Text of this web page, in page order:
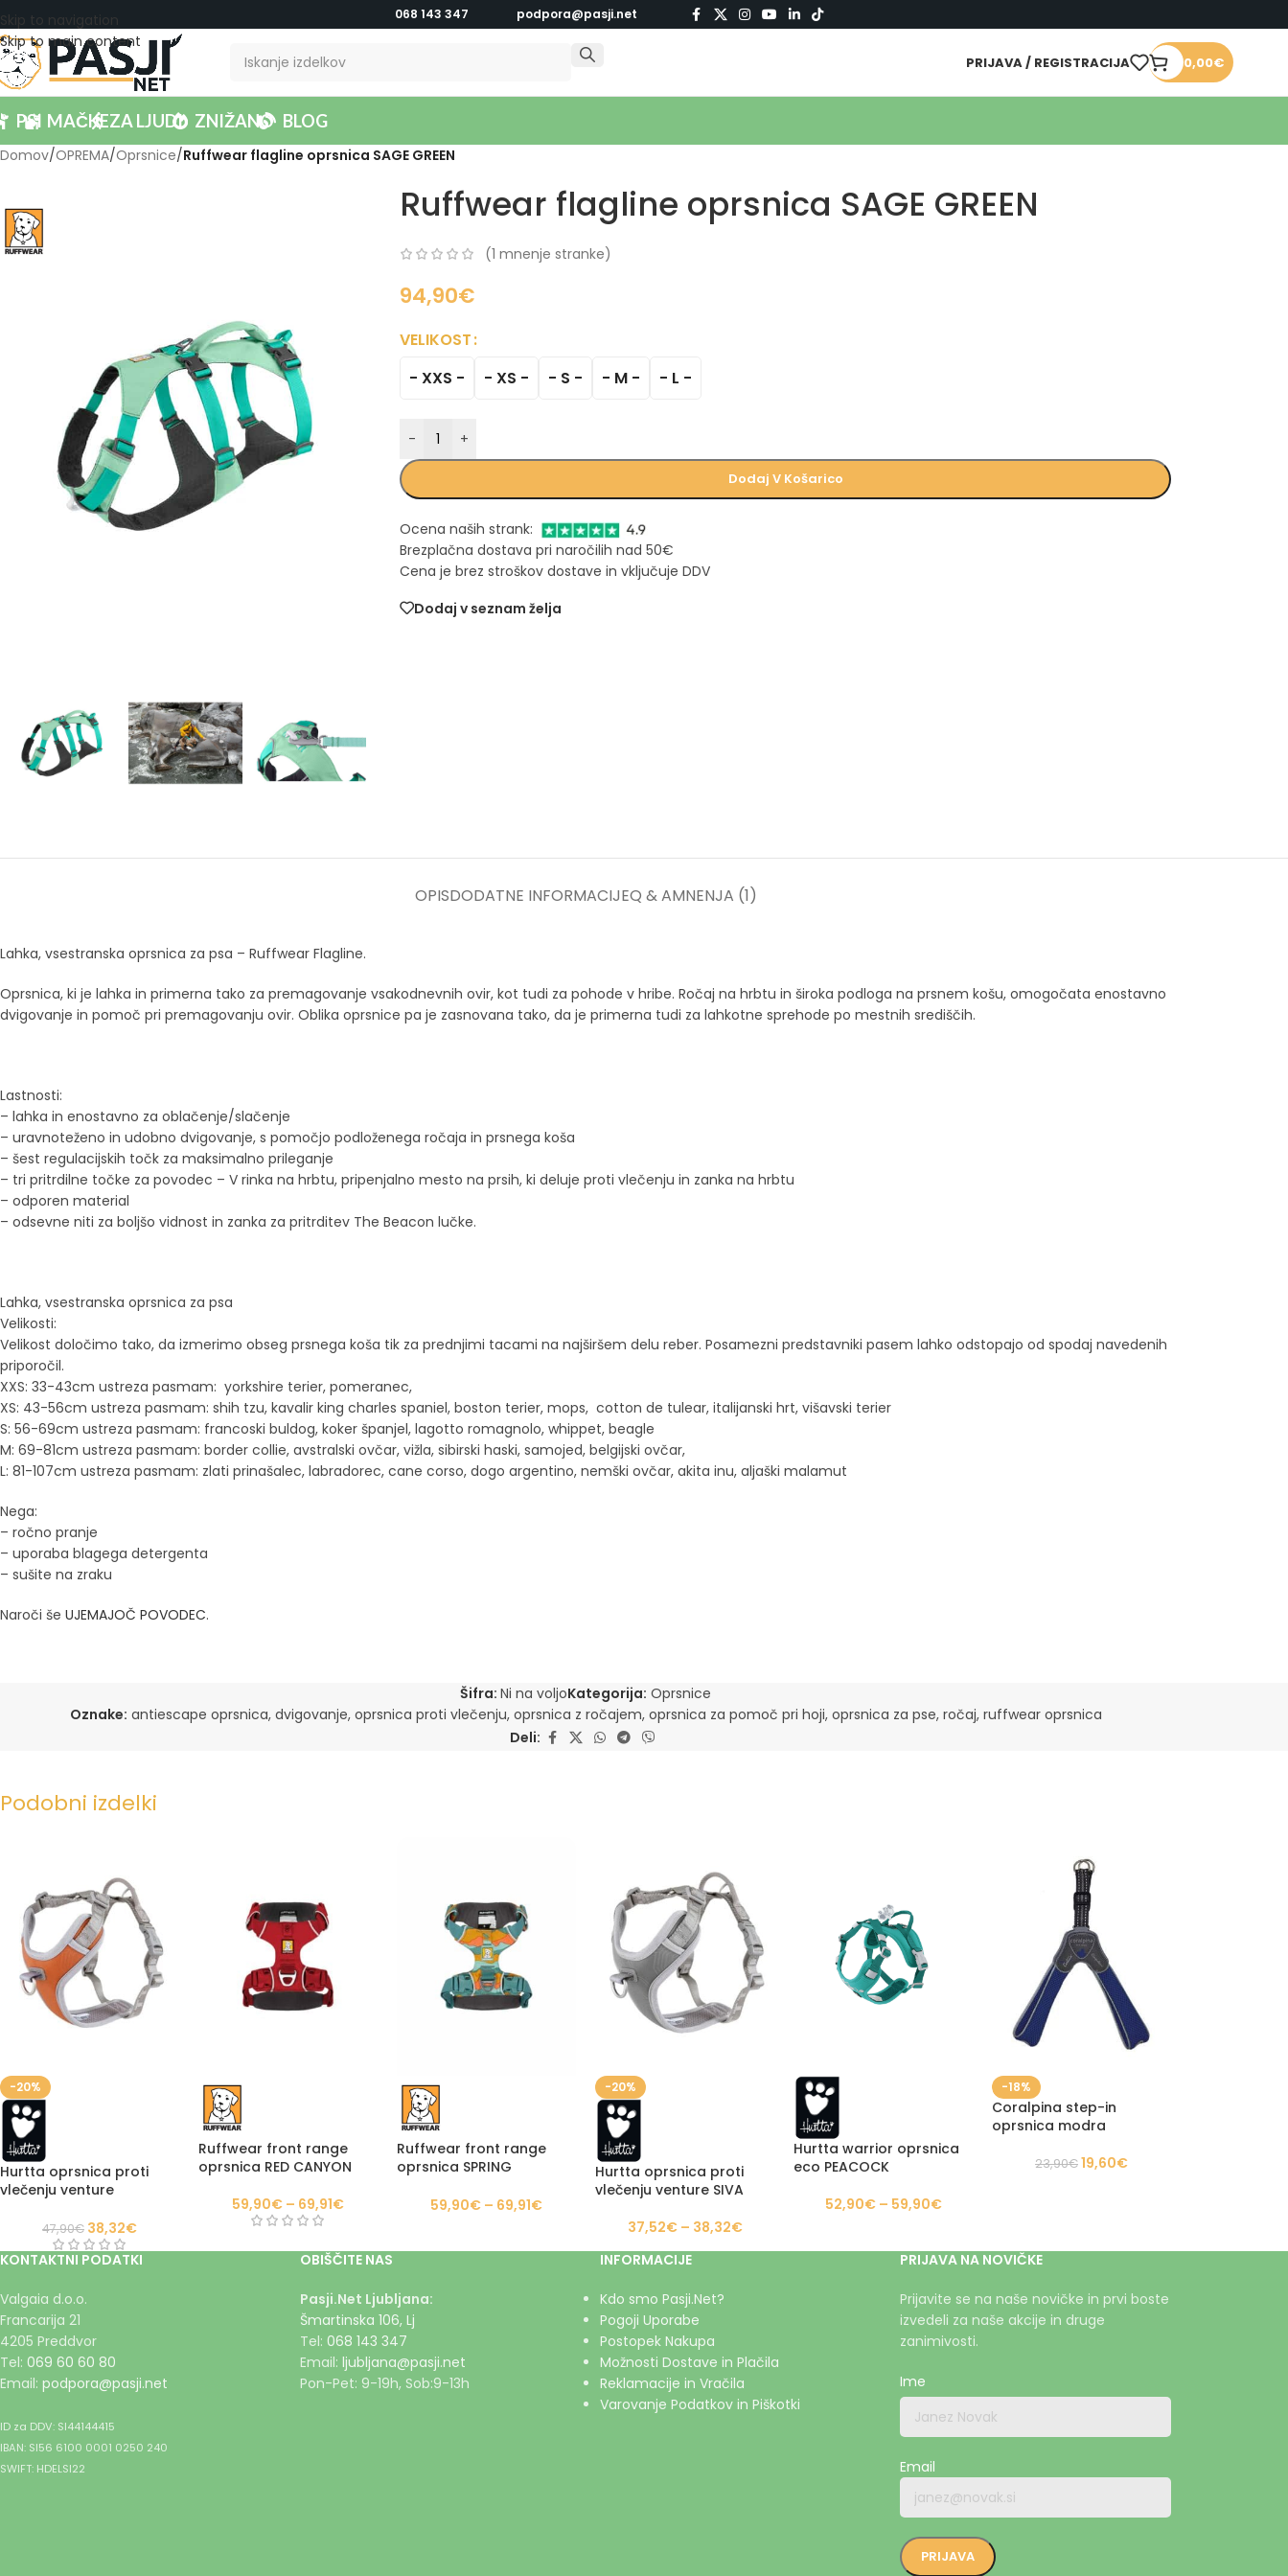
Skip to navigation
Skip to main content
068 143 347 podpora@pasji.net
PRIJAVA / REGISTRACIJA 0,00€
PSI MAČKEZA LJUDI ZNIŽANO BLOG
Domov/OPREMA/Oprsnice/Ruffwear flagline oprsnica SAGE GREEN
Ruffwear flagline oprsnica SAGE GREEN
(1 mnenje stranke)
94,90€
VELIKOST
- XXS -
- XS - - S - - M - - L -
- +
Dodaj V Košarico
Ocena naših strank:
Brezplačna dostava pri naročilih nad 50€
Cena je brez stroškov dostave in vključuje DDV
Dodaj v seznam želja
OPISDODATNE INFORMACIJEQ & AMNENJA (1)
Lahka, vsestranska oprsnica za psa – Ruffwear Flagline.
Oprsnica, ki je lahka in primerna tako za premagovanje vsakodnevnih ovir, kot tudi za pohode v hribe. Ročaj na hrbtu in široka podloga na prsnem košu, omogočata enostavno
dvigovanje in pomoč pri premagovanju ovir. Oblika oprsnice pa je zasnovana tako, da je primerna tudi za lahkotne sprehode po mestnih središčih.
Lastnosti:
– lahka in enostavno za oblačenje/slačenje
– uravnoteženo in udobno dvigovanje, s pomočjo podloženega ročaja in prsnega koša
– šest regulacijskih točk za maksimalno prileganje
– tri pritrdilne točke za povodec – V rinka na hrbtu, pripenjalno mesto na prsih, ki deluje proti vlečenju in zanka na hrbtu
– odporen material
– odsevne niti za boljšo vidnost in zanka za pritrditev The Beacon lučke.
Lahka, vsestranska oprsnica za psa
Velikosti:
Velikost določimo tako, da izmerimo obseg prsnega koša tik za prednjimi tacami na najširšem delu reber. Posamezni predstavniki pasem lahko odstopajo od spodaj navedenih
priporočil.
XXS: 33-43cm ustreza pasmam: yorkshire terier, pomeranec,
XS: 43-56cm ustreza pasmam: shih tzu, kavalir king charles spaniel, boston terier, mops, cotton de tulear, italijanski hrt, višavski terier
S: 56-69cm ustreza pasmam: francoski buldog, koker španjel, lagotto romagnolo, whippet, beagle
M: 69-81cm ustreza pasmam: border collie, avstralski ovčar, vižla, sibirski haski, samojed, belgijski ovčar,
L: 81-107cm ustreza pasmam: zlati prinašalec, labradorec, cane corso, dogo argentino, nemški ovčar, akita inu, aljaški malamut
Nega:
– ročno pranje
– uporaba blagega detergenta
– sušite na zraku
Naroči še UJEMAJOČ POVODEC.
Šifra: Ni na voljoKategorija: Oprsnice
Oznake: antiescape oprsnica, dvigovanje, oprsnica proti vlečenju, oprsnica z ročajem, oprsnica za pomoč pri hoji, oprsnica za pse, ročaj, ruffwear oprsnica
Deli:
Podobni izdelki
-20%
Hurtta oprsnica proti
vlečenju venture
47,90€ 38,32€
Ruffwear front range
oprsnica RED CANYON
59,90€ – 69,91€
Ruffwear front range
oprsnica SPRING
59,90€ – 69,91€
-20%
Hurtta oprsnica proti
vlečenju venture SIVA
37,52€ – 38,32€
Hurtta warrior oprsnica
eco PEACOCK
52,90€ – 59,90€
-18%
Coralpina step-in
oprsnica modra
23,90€19,60€
KONTAKTNI PODATKI
Valgaia d.o.o.
Francarija 21
4205 Preddvor
Tel: 069 60 60 80
Email: podpora@pasji.net
ID za DDV: SI44144415
IBAN: SI56 6100 0001 0250 240
SWIFT: HDELSI22
OBIŠČITE NAS
Pasji.Net Ljubljana:
Šmartinska 106, Lj
Tel: 068 143 347
Email: ljubljana@pasji.net
Pon-Pet: 9-19h, Sob:9-13h
INFORMACIJE
Kdo smo Pasji.Net?
Pogoji Uporabe
Postopek Nakupa
Možnosti Dostave in Plačila
Reklamacije in Vračila
Varovanje Podatkov in Piškotki
PRIJAVA NA NOVIČKE
Prijavite se na naše novičke in prvi boste
izvedeli za naše akcije in druge
zanimivosti.
Ime
Email